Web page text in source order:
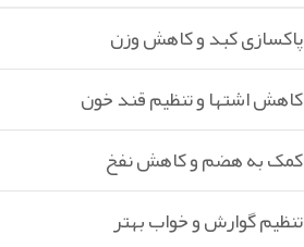
پاکسازی کبد و کاهش وزن
کاهش اشتها و تنظیم قند خون
کمک به هضم و کاهش نفخ
تنظیم گوارش و خواب بهتر